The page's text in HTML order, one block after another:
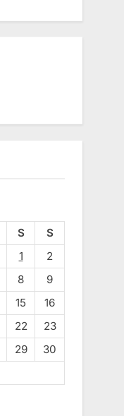
S
S
1
2
8
9
15
16
22
23
29
30